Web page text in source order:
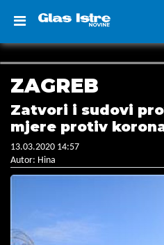
ZAGREB
Zatvori i sudovi
mjere protiv
13.03.2020 14:57
Autor: Hina